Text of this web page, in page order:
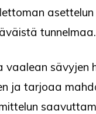
tunnelmaa.
vaalean sävyjen
ja tarjoaa